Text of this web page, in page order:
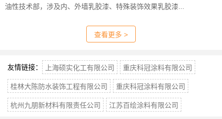
油性技术部，涉及内、外墙乳胶漆、特殊装饰效果乳胶漆...
查看更多 >
友情链接： 上海硕实化工有限公司 重庆科冠涂料有限公司
桂林大陈防水装饰工程有限公司 重庆科冠涂料有限公司
杭州九朋新材料有限责任公司 江苏百绘涂料有限公司